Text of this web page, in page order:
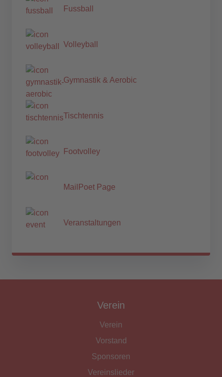
Fussball
Volleyball
Gymnastik & Aerobic
Tischtennis
Footvolley
MailPoet Page
Veranstaltungen
Verein
Verein
Vorstand
Sponsoren
Vereinslieder